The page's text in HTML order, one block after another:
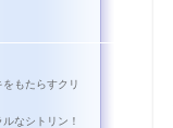
もたらすクリ
なシトリン！